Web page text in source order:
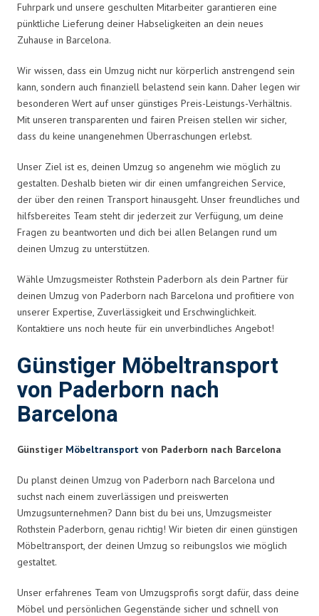
Fuhrpark und unsere geschulten Mitarbeiter garantieren eine
pünktliche Lieferung deiner Habseligkeiten an dein neues
Zuhause in Barcelona.
Wir wissen, dass ein Umzug nicht nur körperlich anstrengend sein
kann, sondern auch finanziell belastend sein kann. Daher legen wir
besonderen Wert auf unser günstiges Preis-Leistungs-Verhältnis.
Mit unseren transparenten und fairen Preisen stellen wir sicher,
dass du keine unangenehmen Überraschungen erlebst.
Unser Ziel ist es, deinen Umzug so angenehm wie möglich zu
gestalten. Deshalb bieten wir dir einen umfangreichen Service,
der über den reinen Transport hinausgeht. Unser freundliches und
hilfsbereites Team steht dir jederzeit zur Verfügung, um deine
Fragen zu beantworten und dich bei allen Belangen rund um
deinen Umzug zu unterstützen.
Wähle Umzugsmeister Rothstein Paderborn als dein Partner für
deinen Umzug von Paderborn nach Barcelona und profitiere von
unserer Expertise, Zuverlässigkeit und Erschwinglichkeit.
Kontaktiere uns noch heute für ein unverbindliches Angebot!
Günstiger Möbeltransport
von Paderborn nach
Barcelona
Günstiger Möbeltransport von Paderborn nach Barcelona
Du planst deinen Umzug von Paderborn nach Barcelona und
suchst nach einem zuverlässigen und preiswerten
Umzugsunternehmen? Dann bist du bei uns, Umzugsmeister
Rothstein Paderborn, genau richtig! Wir bieten dir einen günstigen
Möbeltransport, der deinen Umzug so reibungslos wie möglich
gestaltet.
Unser erfahrenes Team von Umzugsprofis sorgt dafür, dass deine
Möbel und persönlichen Gegenstände sicher und schnell von